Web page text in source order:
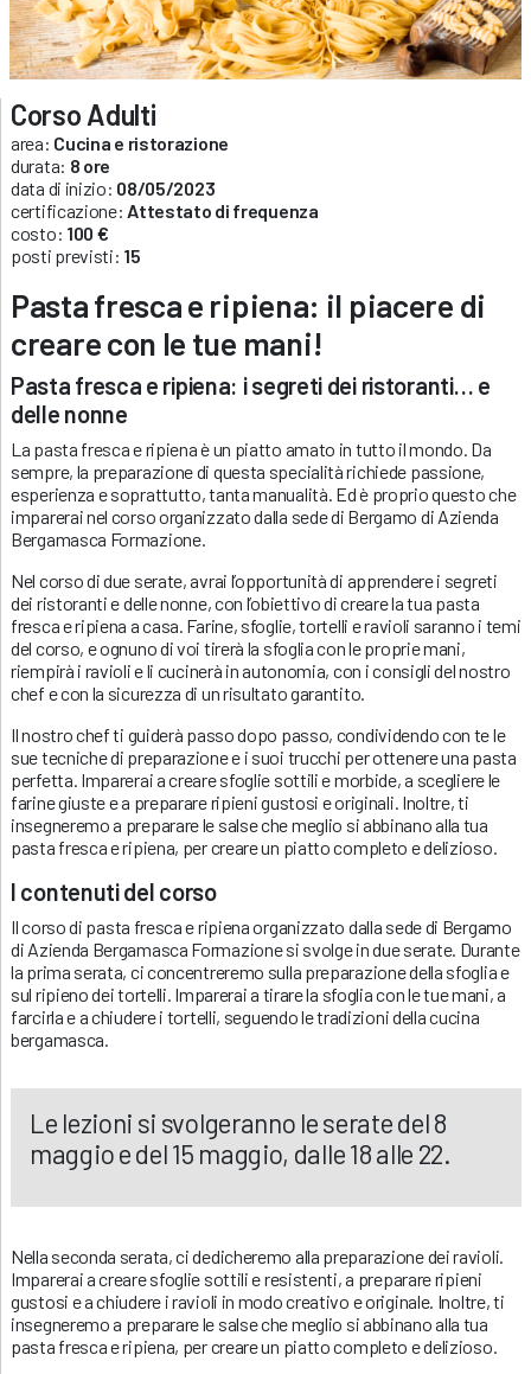
Corso Adulti
area: Cucina e ristorazione
durata: 8 ore
data di inizio: 08/05/2023
certificazione: Attestato di frequenza
costo: 100 €
posti previsti: 15
Pasta fresca e ripiena: il piacere di
creare con le tue mani!
Pasta fresca e ripiena: i segreti dei ristoranti… e
delle nonne
La pasta fresca e ripiena è un piatto amato in tutto il mondo. Da
sempre, la preparazione di questa specialità richiede passione,
esperienza e soprattutto, tanta manualità. Ed è proprio questo che
imparerai nel corso organizzato dalla sede di Bergamo di Azienda
Bergamasca Formazione.
Nel corso di due serate, avrai l’opportunità di apprendere i segreti
dei ristoranti e delle nonne, con l’obiettivo di creare la tua pasta
fresca e ripiena a casa. Farine, sfoglie, tortelli e ravioli saranno i temi
del corso, e ognuno di voi tirerà la sfoglia con le proprie mani,
riempirà i ravioli e li cucinerà in autonomia, con i consigli del nostro
chef e con la sicurezza di un risultato garantito.
Il nostro chef ti guiderà passo dopo passo, condividendo con te le
sue tecniche di preparazione e i suoi trucchi per ottenere una pasta
perfetta. Imparerai a creare sfoglie sottili e morbide, a scegliere le
farine giuste e a preparare ripieni gustosi e originali. Inoltre, ti
insegneremo a preparare le salse che meglio si abbinano alla tua
pasta fresca e ripiena, per creare un piatto completo e delizioso.
I contenuti del corso
Il corso di pasta fresca e ripiena organizzato dalla sede di Bergamo
di Azienda Bergamasca Formazione si svolge in due serate. Durante
la prima serata, ci concentreremo sulla preparazione della sfoglia e
sul ripieno dei tortelli. Imparerai a tirare la sfoglia con le tue mani, a
farcirla e a chiudere i tortelli, seguendo le tradizioni della cucina
bergamasca.
Le lezioni si svolgeranno le serate del 8
maggio e del 15 maggio, dalle 18 alle 22.
Nella seconda serata, ci dedicheremo alla preparazione dei ravioli.
Imparerai a creare sfoglie sottili e resistenti, a preparare ripieni
gustosi e a chiudere i ravioli in modo creativo e originale. Inoltre, ti
insegneremo a preparare le salse che meglio si abbinano alla tua
pasta fresca e ripiena, per creare un piatto completo e delizioso.